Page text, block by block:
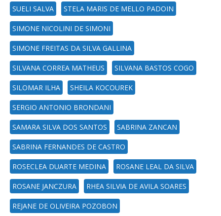
SUELI SALVA STELA MARIS DE MELLO PADOIN
SIMONE NICOLINI DE SIMONI
SIMONE FREITAS DA SILVA GALLINA
SILVANA CORREA MATHEUS SILVANA BASTOS COGO
SILOMAR ILHA SHEILA KOCOUREK
SERGIO ANTONIO BRONDANI
SAMARA SILVA DOS SANTOS SABRINA ZANCAN
SABRINA FERNANDES DE CASTRO
ROSECLEA DUARTE MEDINA ROSANE LEAL DA SILVA
ROSANE JANCZURA RHEA SILVIA DE AVILA SOARES
REJANE DE OLIVEIRA POZOBON